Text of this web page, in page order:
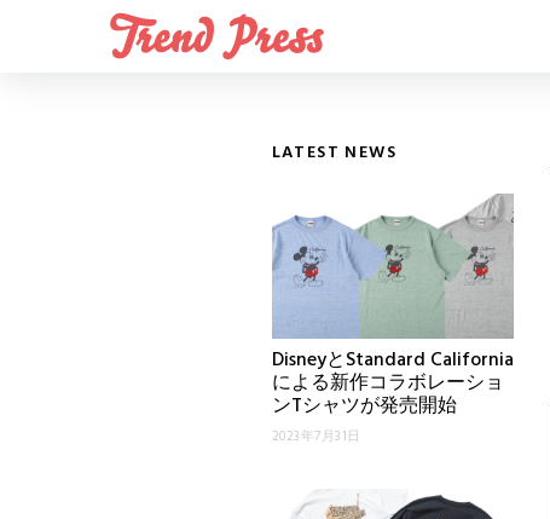
LATEST NEWS
DisneyとStandard California
による新作コラボレーショ
ンTシャツが発売開始
2023年7月31日